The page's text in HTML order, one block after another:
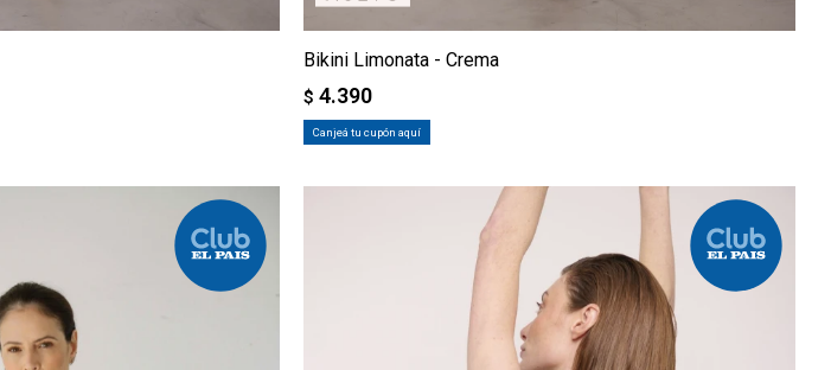
Bikini Limonata - Crema
$ 4.390
Canjeá tu cupón aquí